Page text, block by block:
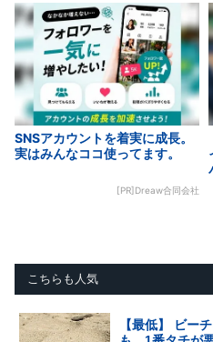
SNSアカウントを着実に成長。
実はみんなココ使ってます。
[PR]Dreaw合同会社
こちらも人気
【最低】 ビー